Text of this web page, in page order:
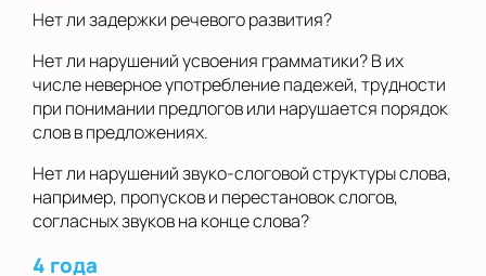
Нет ли задержки речевого развития?
Нет ли нарушений усвоения грамматики? В их
числе неверное употребление падежей, трудности
при понимании предлогов или нарушается порядок
слов в предложениях.
Нет ли нарушений звуко-слоговой структуры слова,
например, пропусков и перестановок слогов,
согласных звуков на конце слова?
4 года